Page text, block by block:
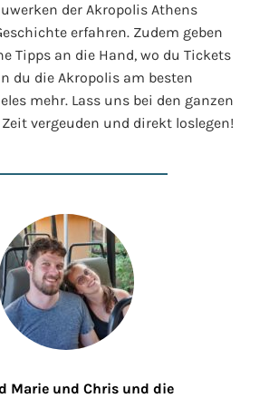
der Akropolis Athens
erfahren. Zudem geben
Tipps an die Hand, wo du Tickets
du die Akropolis am besten
mehr. Lass uns bei den ganzen
vergeuden und direkt loslegen!
Marie und Chris und die